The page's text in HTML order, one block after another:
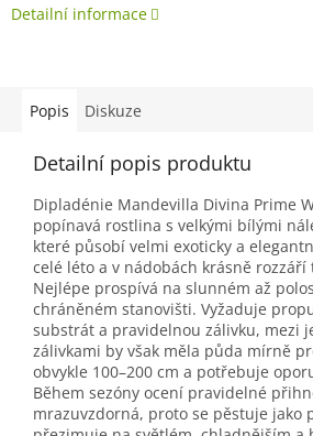
Detailní informace
Popis Diskuze
Detailní popis produktu
Dipladénie Mandevilla Divina Prime
popínavá rostlina s velkými bílými
které působí velmi exoticky a
celé léto a v nádobách krásně rozzáří
Nejlépe prospívá na slunném až
chráněném stanovišti. Vyžaduje
substrát a pravidelnou zálivku, mezi
zálivkami by však měla půda mírně
obvykle 100–200 cm a potřebuje
Během sezóny ocení pravidelné
mrazuvzdorná, proto se pěstuje jako